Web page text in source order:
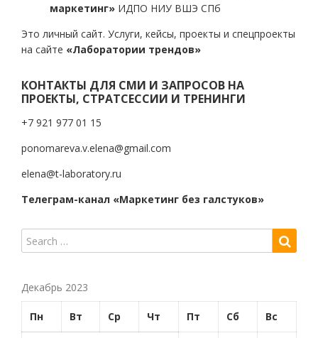
маркетинг» ИДПО НИУ ВШЭ СПб
Это личный сайт. Услуги, кейсы, проекты и спецпроекты
на сайте «Лаборатории трендов»
КОНТАКТЫ ДЛЯ СМИ И ЗАПРОСОВ НА
ПРОЕКТЫ, СТРАТСЕССИИ И ТРЕНИНГИ
+7 921 977 01 15
ponomareva.v.elena@gmail.com
elena@t-laboratory.ru
Телеграм-канал «Маркетинг без галстуков»
Декабрь 2023
Пн Вт Ср Чт Пт Сб Вс